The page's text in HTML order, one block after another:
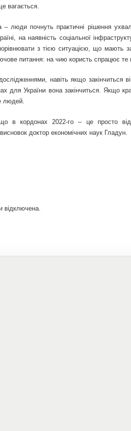
вагається.
– люди почнуть практичні рішення
на наявність соціальної
з тією ситуацією, що мають
питання: на чию користь спрацює те
дослідженнями, навіть якщо закінчиться
для України вона закінчиться. Якщо
людей.
в кордонах 2022-го – це просто
доктор економічних наук Глaдун.
відключена.